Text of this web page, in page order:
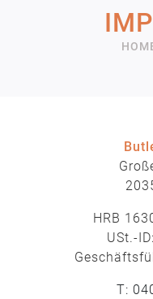
HRB
USt.-
T: